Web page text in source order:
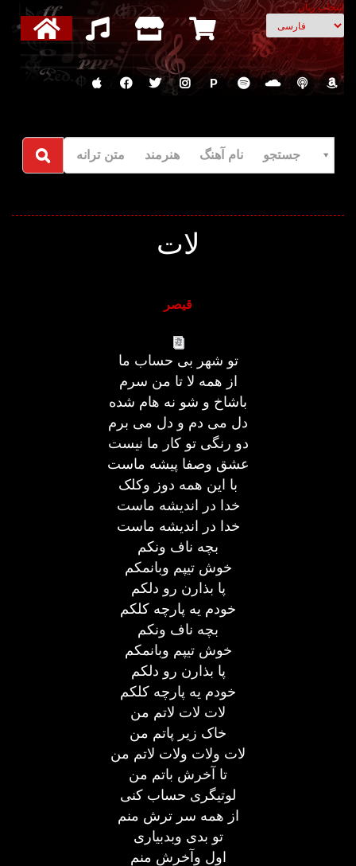
انتخاب زبان
P
جستجو نام آهنگ هنرمند متن ترانه
لات
قیصر
تو شهر بی حساب ما
از همه لا تا من سرم
باشاخ و شو نه هام شده
دل می دم و دل می برم
دو رنگی تو کار ما نیست
عشق وصفا پیشه ماست
با این همه دوز وکلک
خدا در اندیشه ماست
خدا در اندیشه ماست
بچه ناف ونکم
خوش تیپم وبانمکم
پا بذارن رو دلکم
خودم یه پارچه کلکم
بچه ناف ونکم
خوش تیپم وبانمکم
پا بذارن رو دلکم
خودم یه پارچه کلکم
لات لات لاتم من
خاک زیر پاتم من
لات ولات ولات لاتم من
تا آخرش باتم من
لوتیگری حساب کنی
از همه سر ترش منم
تو بدی وبدبیاری
اول وآخرش منم